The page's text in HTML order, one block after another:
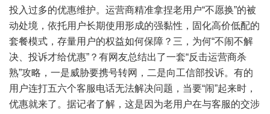
投入过多的优惠维护。运营商精准拿捏老用户“不愿换”的被
动处境，依托用户长期使用形成的强黏性，固化高价低配的
套餐模式，存量用户的权益如何保障？三，为何“不闹不解
决、投诉才给优惠”？有网友总结出了一套“反击运营商杀
熟”攻略，一是威胁要携号转网，二是向工信部投诉。有的
用户连打五六个客服电话无法解决问题，当要“闹”起来时，
优惠就来了。据记者了解，这是因为老用户在与客服的交涉